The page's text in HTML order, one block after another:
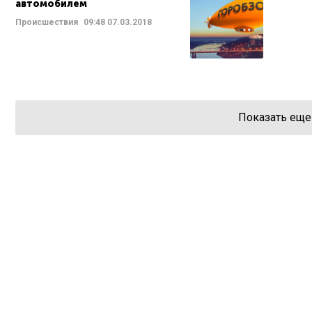
автомобилем
Происшествия 09:48 07.03.2018
Показать